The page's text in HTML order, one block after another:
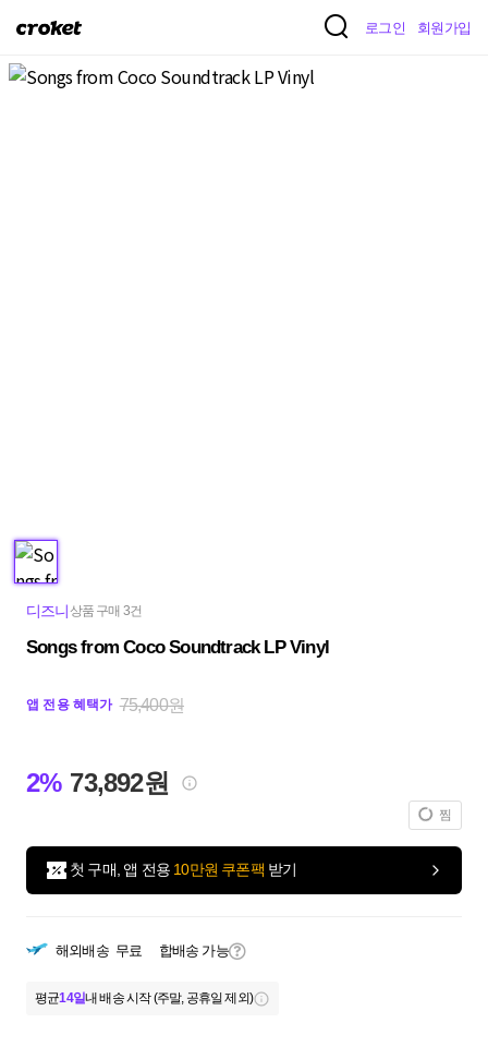
크
켓
로그인 회원가입
디즈니상품 구매 3건
Songs from Coco Soundtrack LP Vinyl
앱 전용 혜택가 75,400원
2% 73,892원
찜
첫 구매, 앱 전용 10만원 쿠폰팩 받기
해외배송 무료 합배송 가능
평균14일내 배송 시작 (주말, 공휴일 제외)